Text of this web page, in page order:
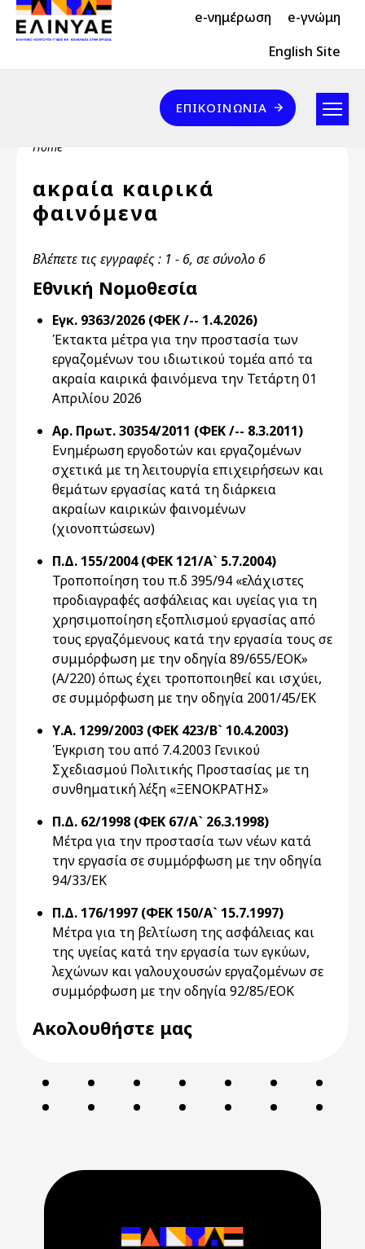
Skip to main content
Header Top 2 e-νημέρωση e-γνώμη
Header Top English Site
Επικοινωνία
ΕΠΙΚΟΙΝΩΝΊΑ
Breadcrumb
Home
ακραία καιρικά
φαινόμενα
Βλέπετε τις εγγραφές : 1 - 6, σε σύνολο 6
Εθνική Νομοθεσία
Εγκ. 9363/2026 (ΦΕΚ /-- 1.4.2026)
Έκτακτα μέτρα για την προστασία των
εργαζομένων του ιδιωτικού τομέα από τα
ακραία καιρικά φαινόμενα την Τετάρτη 01
Απριλίου 2026
Αρ. Πρωτ. 30354/2011 (ΦΕΚ /-- 8.3.2011)
Ενημέρωση εργοδοτών και εργαζομένων
σχετικά με τη λειτουργία επιχειρήσεων και
θεμάτων εργασίας κατά τη διάρκεια
ακραίων καιρικών φαινομένων
(χιονοπτώσεων)
Π.Δ. 155/2004 (ΦΕΚ 121/Α` 5.7.2004)
Τροποποίηση του π.δ 395/94 «ελάχιστες
προδιαγραφές ασφάλειας και υγείας για τη
χρησιμοποίηση εξοπλισμού εργασίας από
τους εργαζόμενους κατά την εργασία τους σε
συμμόρφωση με την οδηγία 89/655/ΕΟΚ»
(Α/220) όπως έχει τροποποιηθεί και ισχύει,
σε συμμόρφωση με την οδηγία 2001/45/ΕΚ
Υ.Α. 1299/2003 (ΦΕΚ 423/Β` 10.4.2003)
Έγκριση του από 7.4.2003 Γενικού
Σχεδιασμού Πολιτικής Προστασίας με τη
συνθηματική λέξη «ΞΕΝΟΚΡΑΤΗΣ»
Π.Δ. 62/1998 (ΦΕΚ 67/Α` 26.3.1998)
Μέτρα για την προστασία των νέων κατά
την εργασία σε συμμόρφωση με την οδηγία
94/33/ΕΚ
Π.Δ. 176/1997 (ΦΕΚ 150/Α` 15.7.1997)
Μέτρα για τη βελτίωση της ασφάλειας και
της υγείας κατά την εργασία των εγκύων,
λεχώνων και γαλουχουσών εργαζομένων σε
συμμόρφωση με την οδηγία 92/85/ΕΟΚ
Ακολουθήστε μας